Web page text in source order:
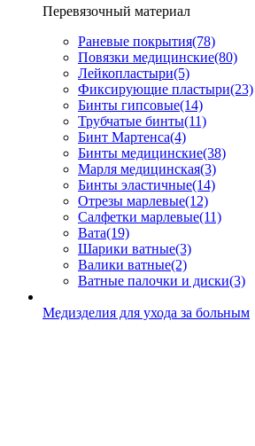
Перевязочный материал
Раневые покрытия(78)
Повязки медицинские(80)
Лейкопластыри(5)
Фиксирующие пластыри(23)
Бинты гипсовые(14)
Трубчатые бинты(11)
Бинт Мартенса(4)
Бинты медицинские(38)
Марля медицинская(3)
Бинты эластичные(14)
Отрезы марлевые(12)
Салфетки марлевые(11)
Вата(19)
Шарики ватные(3)
Валики ватные(2)
Ватные палочки и диски(3)
Медизделия для ухода за больным